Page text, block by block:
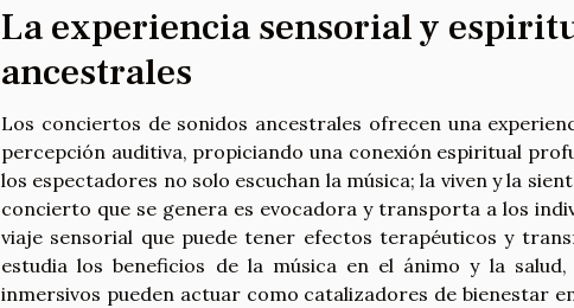
La experiencia sensorial y
ancestrales
Los conciertos de sonidos ancestrales ofrecen una
percepción auditiva, propiciando una conexión espiritual
los espectadores no solo escuchan la música; la viven y la
concierto que se genera es evocadora y transporta a los
viaje sensorial que puede tener efectos terapéuticos y
estudia los beneficios de la música en el ánimo y la
inmersivos pueden actuar como catalizadores de bienestar